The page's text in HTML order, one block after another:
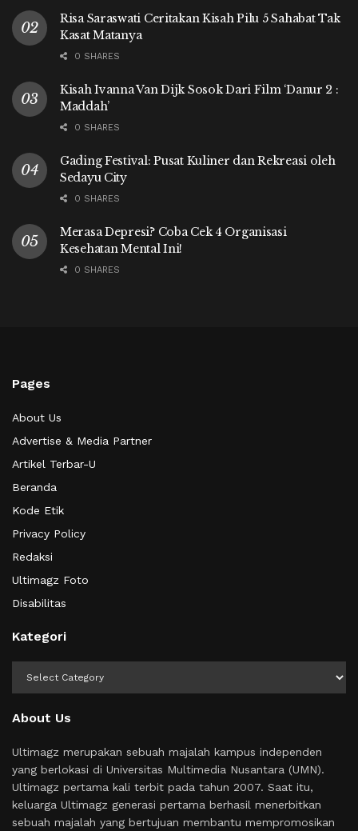
Risa Saraswati Ceritakan Kisah Pilu 5 Sahabat Tak
Kasat Matanya
0 SHARES
Kisah Ivanna Van Dijk Sosok Dari Film ‘Danur 2 :
Maddah’
0 SHARES
Gading Festival: Pusat Kuliner dan Rekreasi oleh
Sedayu City
0 SHARES
Merasa Depresi? Coba Cek 4 Organisasi
Kesehatan Mental Ini!
0 SHARES
Pages
About Us
Advertise & Media Partner
Artikel Terbar-U
Beranda
Kode Etik
Privacy Policy
Redaksi
Ultimagz Foto
Disabilitas
Kategori
About Us
Ultimagz merupakan sebuah majalah kampus independen
yang berlokasi di Universitas Multimedia Nusantara (UMN).
Ultimagz pertama kali terbit pada tahun 2007. Saat itu,
keluarga Ultimagz generasi pertama berhasil menerbitkan
sebuah majalah yang bertujuan membantu mempromosikan